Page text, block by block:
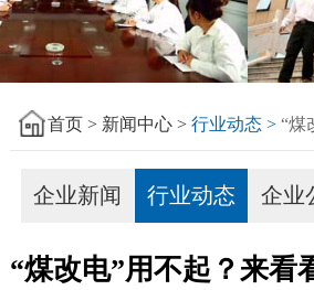
首页 > 新闻中心 > 行业动态 > “煤
企业新闻 行业动态 企业